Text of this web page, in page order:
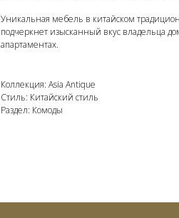
Уникальная мебель в китайском
подчеркнет изысканный вкус владельца
апартаментах.
Коллекция: Asia Antique
Стиль: Китайский стиль
Раздел: Комоды